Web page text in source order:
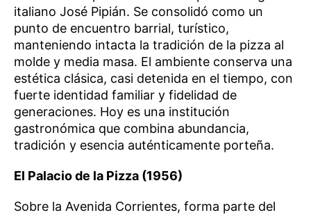
italiano José Pipián. Se consolidó como un
punto de encuentro barrial, turístico,
manteniendo intacta la tradición de la pizza al
molde y media masa. El ambiente conserva una
estética clásica, casi detenida en el tiempo, con
fuerte identidad familiar y fidelidad de
generaciones. Hoy es una institución
gastronómica que combina abundancia,
tradición y esencia auténticamente porteña.
El Palacio de la Pizza (1956)
Sobre la Avenida Corrientes, forma parte del